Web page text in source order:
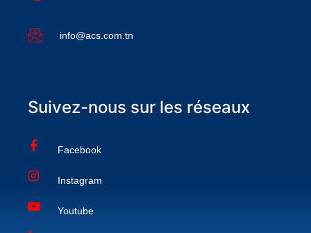
info@acs.com.tn
Suivez-nous sur les réseaux
Facebook
Instagram
Youtube